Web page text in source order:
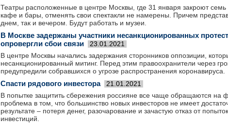
Театры расположенные в центре Москвы, где 31 января закроют семь
кафе и бары, отменять свои спектакли не намерены. Причем
днем, так и вечером. Будут работать и музеи.
В Москве задержаны участники несанкционированных
опровергли сбои связи
23.01.2021
В центре Москвы начались задержания сторонников оппозиции,
несанкционированный митинг. Перед этим правоохранители через
предупредили собравшихся о угрозе распространения коронавируса.
Спасти рядового инвестора 21.01.2021
В попытке защитить сбережения россияне все чаще обращаются на
проблема в том, что большинство новых инвесторов не имеет
результате – потеря денег, разочарование и зачастую отказ от
инвестиций.